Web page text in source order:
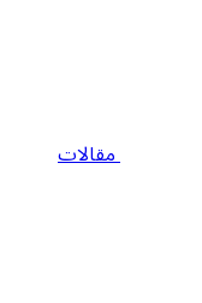
مقالات